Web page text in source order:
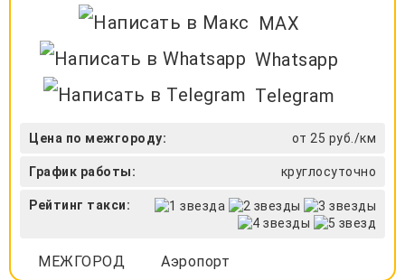
MAX
Whatsapp
Telegram
Цена по межгороду: от 25 руб./км
График работы: круглосуточно
Рейтинг такси:
МЕЖГОРОД Аэропорт